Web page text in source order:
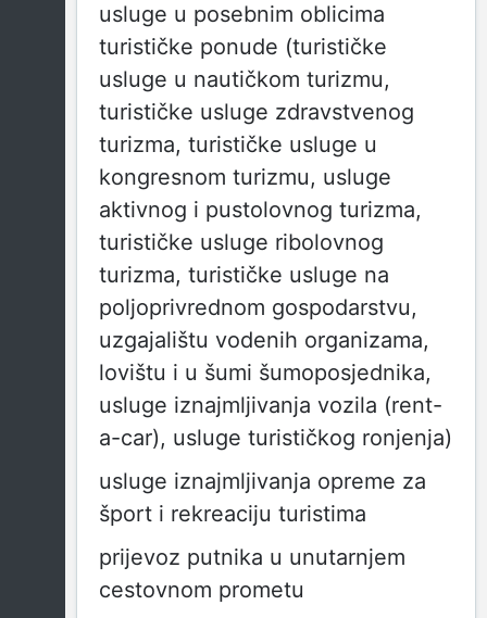
usluge u posebnim oblicima
turističke ponude (turističke
usluge u nautičkom turizmu,
turističke usluge zdravstvenog
turizma, turističke usluge u
kongresnom turizmu, usluge
aktivnog i pustolovnog turizma,
turističke usluge ribolovnog
turizma, turističke usluge na
poljoprivrednom gospodarstvu,
uzgajalištu vodenih organizama,
lovištu i u šumi šumoposjednika,
usluge iznajmljivanja vozila (rent-
a-car), usluge turističkog ronjenja)
usluge iznajmljivanja opreme za
šport i rekreaciju turistima
prijevoz putnika u unutarnjem
cestovnom prometu